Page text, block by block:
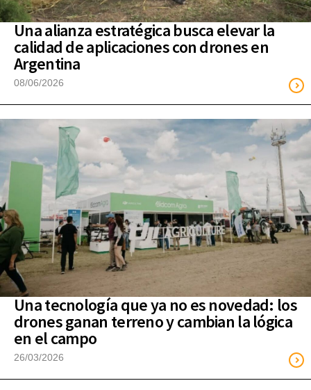
Una alianza estratégica busca elevar la
calidad de aplicaciones con drones en
Argentina
08/06/2026
Una tecnología que ya no es novedad: los
drones ganan terreno y cambian la lógica
en el campo
26/03/2026